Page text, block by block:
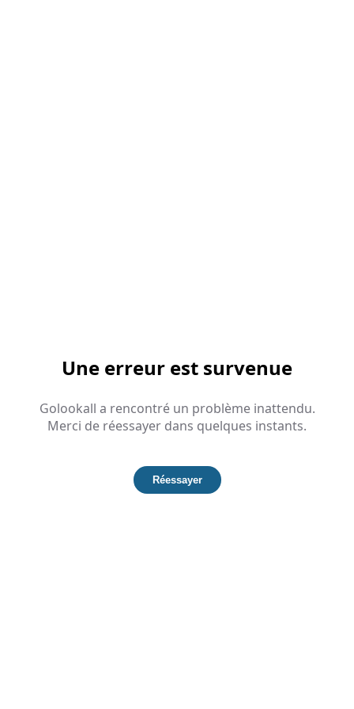
Une erreur est survenue
Golookall a rencontré un problème inattendu.
Merci de réessayer dans quelques instants.
Réessayer